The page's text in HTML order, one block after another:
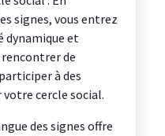
signes, vous entrez
dynamique et
rencontrer de
à des
cercle social.
des signes offre